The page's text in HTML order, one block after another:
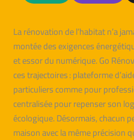
La rénovation de l’habitat n’a
montée des exigences
et essor du numérique. Go
ces trajectoires : plateforme
particuliers comme pour
centralisée pour repenser son
écologique. Désormais, chacun
maison avec la même précision